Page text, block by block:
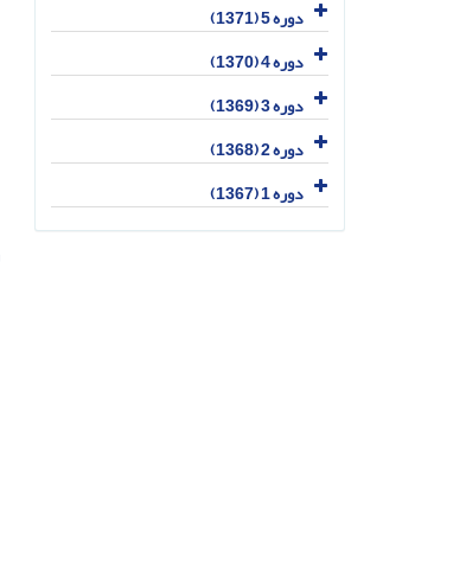
دوره 5 (1371)
دوره 4 (1370)
دوره 3 (1369)
دوره 2 (1368)
دوره 1 (1367)